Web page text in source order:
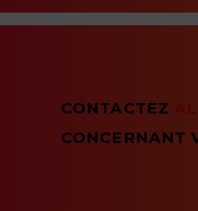
CONTACTEZ
CONCERNANT